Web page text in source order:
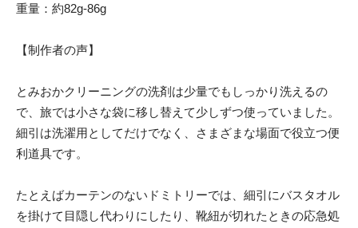
重量：約82g-86g
【制作者の声】
とみおかクリーニングの洗剤は少量でもしっかり洗えるの
で、旅では小さな袋に移し替えて少しずつ使っていました。
細引は洗濯用としてだけでなく、さまざまな場面で役立つ便
利道具です。
たとえばカーテンのないドミトリーでは、細引にバスタオル
を掛けて目隠し代わりにしたり、靴紐が切れたときの応急処